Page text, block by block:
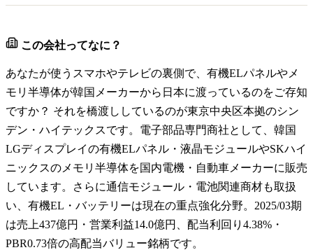
この会社ってなに？
あなたが使うスマホやテレビの裏側で、有機ELパネルやメ
モリ半導体が韓国メーカーから日本に渡っているのをご存知
ですか？ それを橋渡ししているのが東京中央区本拠のシン
デン・ハイテックスです。電子部品専門商社として、韓国
LGディスプレイの有機ELパネル・液晶モジュールやSKハイ
ニックスのメモリ半導体を国内電機・自動車メーカーに販売
しています。さらに通信モジュール・電池関連商材も取扱
い、有機EL・バッテリーは現在の重点強化分野。2025/03期
は売上437億円・営業利益14.0億円、配当利回り4.38%・
PBR0.73倍の高配当バリュー銘柄です。